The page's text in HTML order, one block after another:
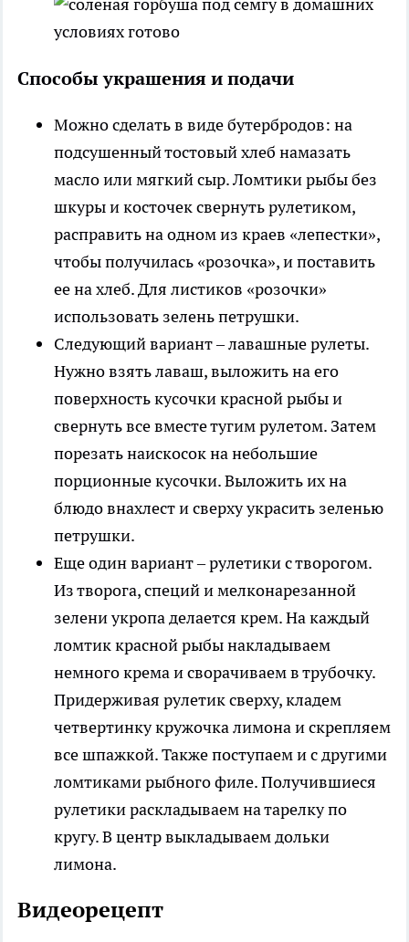
Способы украшения и подачи
Можно сделать в виде бутербродов: на
подсушенный тостовый хлеб намазать
масло или мягкий сыр. Ломтики рыбы без
шкуры и косточек свернуть рулетиком,
расправить на одном из краев «лепестки»,
чтобы получилась «розочка», и поставить
ее на хлеб. Для листиков «розочки»
использовать зелень петрушки.
Следующий вариант – лавашные рулеты.
Нужно взять лаваш, выложить на его
поверхность кусочки красной рыбы и
свернуть все вместе тугим рулетом. Затем
порезать наискосок на небольшие
порционные кусочки. Выложить их на
блюдо внахлест и сверху украсить зеленью
петрушки.
Еще один вариант – рулетики с творогом.
Из творога, специй и мелконарезанной
зелени укропа делается крем. На каждый
ломтик красной рыбы накладываем
немного крема и сворачиваем в трубочку.
Придерживая рулетик сверху, кладем
четвертинку кружочка лимона и скрепляем
все шпажкой. Также поступаем и с другими
ломтиками рыбного филе. Получившиеся
рулетики раскладываем на тарелку по
кругу. В центр выкладываем дольки
лимона.
Видеорецепт